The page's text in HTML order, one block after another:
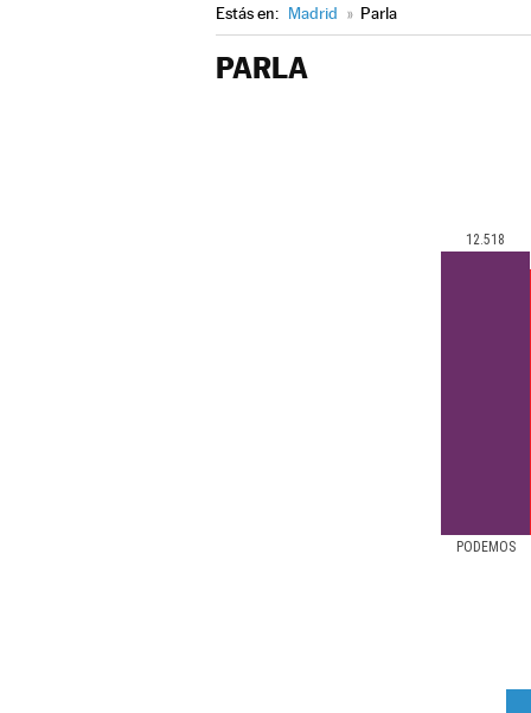
Estás en: Madrid » Parla
PARLA
PODEMOS
12.518